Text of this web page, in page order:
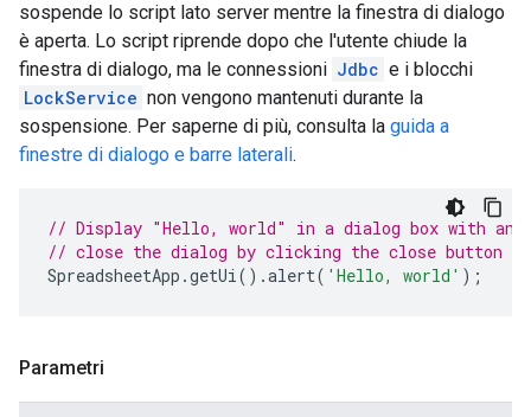
sospende lo script lato server mentre la finestra di dialogo
è aperta. Lo script riprende dopo che l'utente chiude la
finestra di dialogo, ma le connessioni Jdbc e i blocchi
LockService non vengono mantenuti durante la
sospensione. Per saperne di più, consulta la guida a
finestre di dialogo e barre laterali.
// Display "Hello, world" in a dialog box with an
// close the dialog by clicking the close
SpreadsheetApp .getUi().alert( 'Hello, world' );
Parametri